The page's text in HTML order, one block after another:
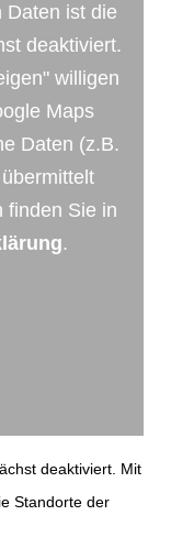
Daten ist die
deaktiviert.
willigen
Maps
Daten (z.B.
finden Sie in
.
deaktiviert. Mit
Standorte der